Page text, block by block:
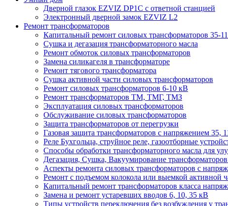
Дверной глазок EZVIZ DP1C с ответной станцией
Электронный дверной замок EZVIZ L2
Ремонт трансформаторов
Капитальный ремонт силовых трансформаторов 35-
Сушка и дегазация трансформаторного масла
Ремонт обмоток силовых трансформаторов
Замена силикагеля в трансформаторе
Ремонт тягового трансформатора
Сушка активной части силовых трансформаторов
Ремонт силовых трансформаторов 6-10 кВ
Ремонт трансформаторов ТМ, ТМГ, ТМЗ
Эксплуатация силовых трансформаторов
Обслуживание силовых трансформаторов
Защита трансформаторов от перегрузки
Газовая защита трансформаторов с напряжением 35,
Реле Бухгольца, струйное реле, газоотборные
Способы обработки трансформаторного масла для
Дегазация, Сушка, Вакуумирование
Аспекты ремонта силовых трансформаторов с
Ремонт с подъемом колокола или выемкой активной
Капитальный ремонт трансформаторов класса
Замена и ремонт устаревших вводов 6, 10, 35 кВ
Типы устройств переключения без возбуждения у